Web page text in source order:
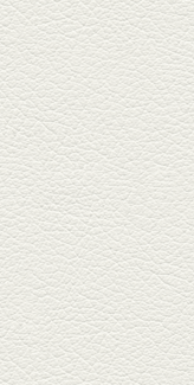
レヤ』
味違う
ウスビ
名店、
極上
酒ト肴
肉料理